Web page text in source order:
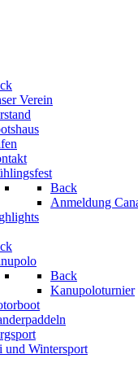
Verein
Back
Anmeldung
Back
Kanupoloturnier
und Wintersport